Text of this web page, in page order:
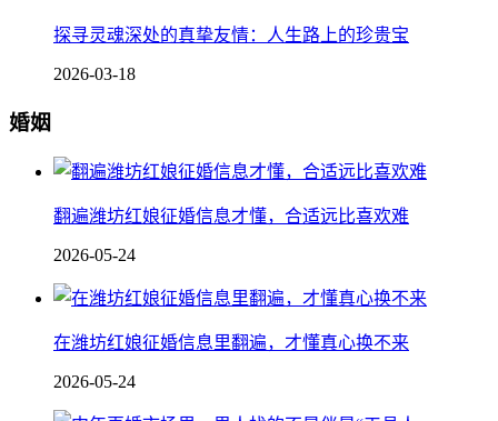
探寻灵魂深处的真挚友情：人生路上的珍贵宝
2026-03-18
婚姻
翻遍潍坊红娘征婚信息才懂，合适远比喜欢难
2026-05-24
在潍坊红娘征婚信息里翻遍，才懂真心换不来
2026-05-24